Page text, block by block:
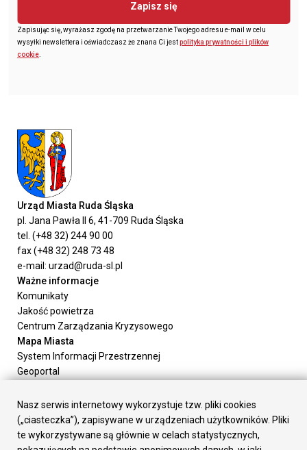
Zapisz się
Zapisując się, wyrażasz zgodę na przetwarzanie Twojego adresu e-mail w celu
wysyłki newslettera i oświadczasz że znana Ci jestpolityka prywatności i plików
cookie
Urząd Miasta Ruda Śląska
pl. Jana Pawła II 6, 41-709 Ruda Śląska
tel. (+48 32) 244 90 00
fax (+48 32) 248 73 48
e-mail: urzad@ruda-sl.pl
Ważne informacje
Komunikaty
Jakość powietrza
Centrum Zarządzania Kryzysowego
Mapa Miasta
System Informacji Przestrzennej
Geoportal
Załatw sprawę
Prezydent Miasta
Rada Miasta
Wydziały
Nasz serwis internetowy wykorzystuje tzw. pliki cookies
(„ciasteczka”), zapisywane w urządzeniach użytkowników. Pliki
te wykorzystywane są głównie w celach statystycznych,